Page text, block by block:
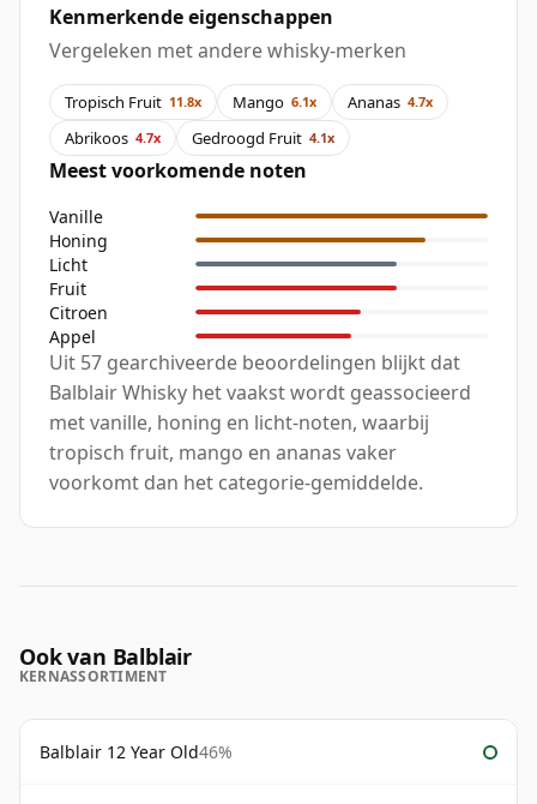
Kenmerkende eigenschappen
Vergeleken met andere whisky-merken
Tropisch Fruit 11.8x Mango 6.1x Ananas 4.7x
Abrikoos 4.7x Gedroogd Fruit 4.1x
Meest voorkomende noten
Vanille
Honing
Licht
Fruit
Citroen
Appel
Uit 57 gearchiveerde beoordelingen blijkt dat
Balblair Whisky het vaakst wordt geassocieerd
met vanille, honing en licht-noten, waarbij
tropisch fruit, mango en ananas vaker
voorkomt dan het categorie-gemiddelde.
Ook van Balblair
KERNASSORTIMENT
Balblair 12 Year Old46%